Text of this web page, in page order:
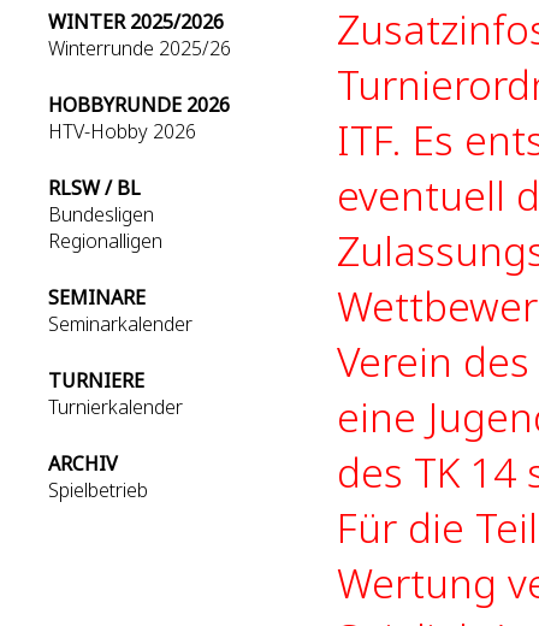
WINTER 2025/2026
Winterrunde 2025/26
HOBBYRUNDE 2026
HTV-Hobby 2026
RLSW / BL
Bundesligen
Regionalligen
SEMINARE
Seminarkalender
TURNIERE
Turnierkalender
ARCHIV
Spielbetrieb
ITF. Es
eventuell
Verein
eine
des TK
Für die
Wertung